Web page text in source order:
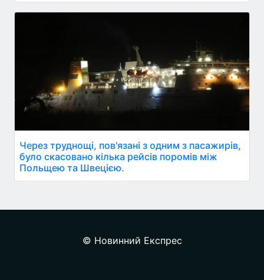
Через труднощі, пов'язані з одним з пасажирів,
було скасовано кілька рейсів поромів між
Польщею та Швецією.
© Новинний Експрес